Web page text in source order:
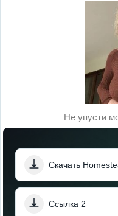
Не упусти
Скачать
Ссылка 2